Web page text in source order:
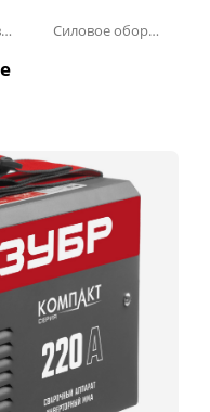
Механизированные инструменты Силовое оборудование